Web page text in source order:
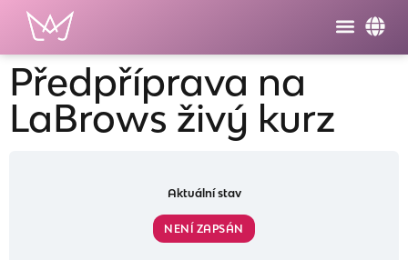
Předpříprava na
LaBrows živý kurz
Aktuální stav
NENÍ ZAPSÁN